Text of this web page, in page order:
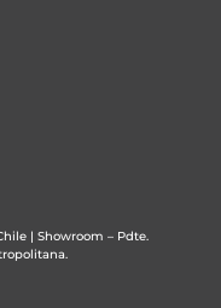
| Showroom – Pdte.